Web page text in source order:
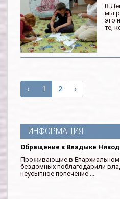
В
мы
это
те,
‹ 1 2 ›
ИНФОРМАЦИЯ
Обращение к Владыке
Проживающие в
бездомных поблагодарили
неусыпное попечение ...